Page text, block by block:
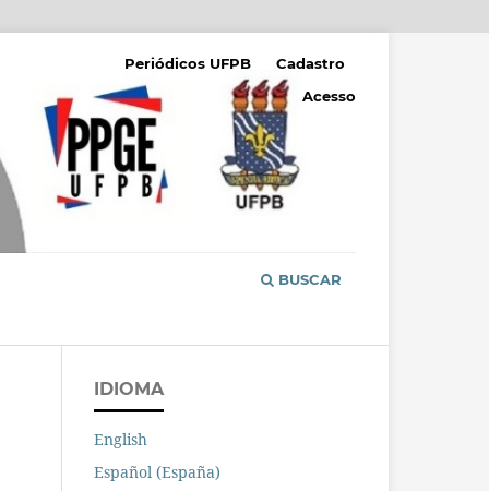
BUSCAR
Periódicos UFPB
Cadastro
Acesso
IDIOMA
English
Español (España)